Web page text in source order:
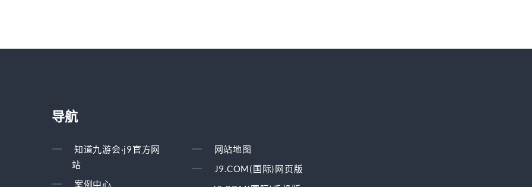
导航
知道九游会·j9官方网
站
案例中心
网站地图
J9.COM(国际)网页版